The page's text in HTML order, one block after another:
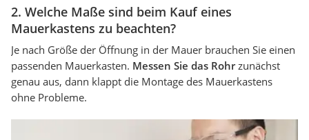
2. Welche Maße sind beim Kauf eines
Mauerkastens zu beachten?
Je nach Größe der Öffnung in der Mauer brauchen Sie einen
passenden Mauerkasten. Messen Sie das Rohrzunächst
genau aus, dann klappt die Montage des Mauerkastens
ohne Probleme.